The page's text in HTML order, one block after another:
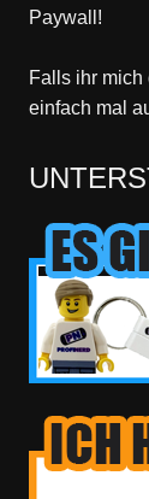
Paywall!
Falls ihr
einfach mal